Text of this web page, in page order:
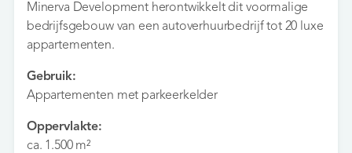
Minerva Development herontwikkelt dit voormalige
bedrijfsgebouw van een autoverhuurbedrijf tot 20 luxe
appartementen.
Gebruik:
Appartementen met parkeerkelder
Oppervlakte:
ca. 1.500 m²